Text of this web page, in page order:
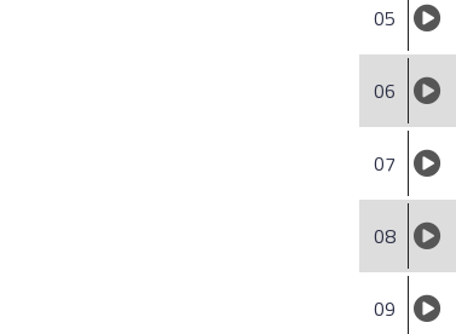
05
06
07
08
09